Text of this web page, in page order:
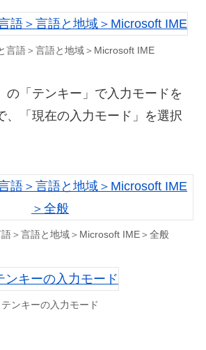
言語＞言語と地域＞Microsoft IME
の「テンキー」で入力モードを
、「現在の入力モード」を選択
＞言語と地域＞Microsoft IME＞全般
テンキーの入力モード